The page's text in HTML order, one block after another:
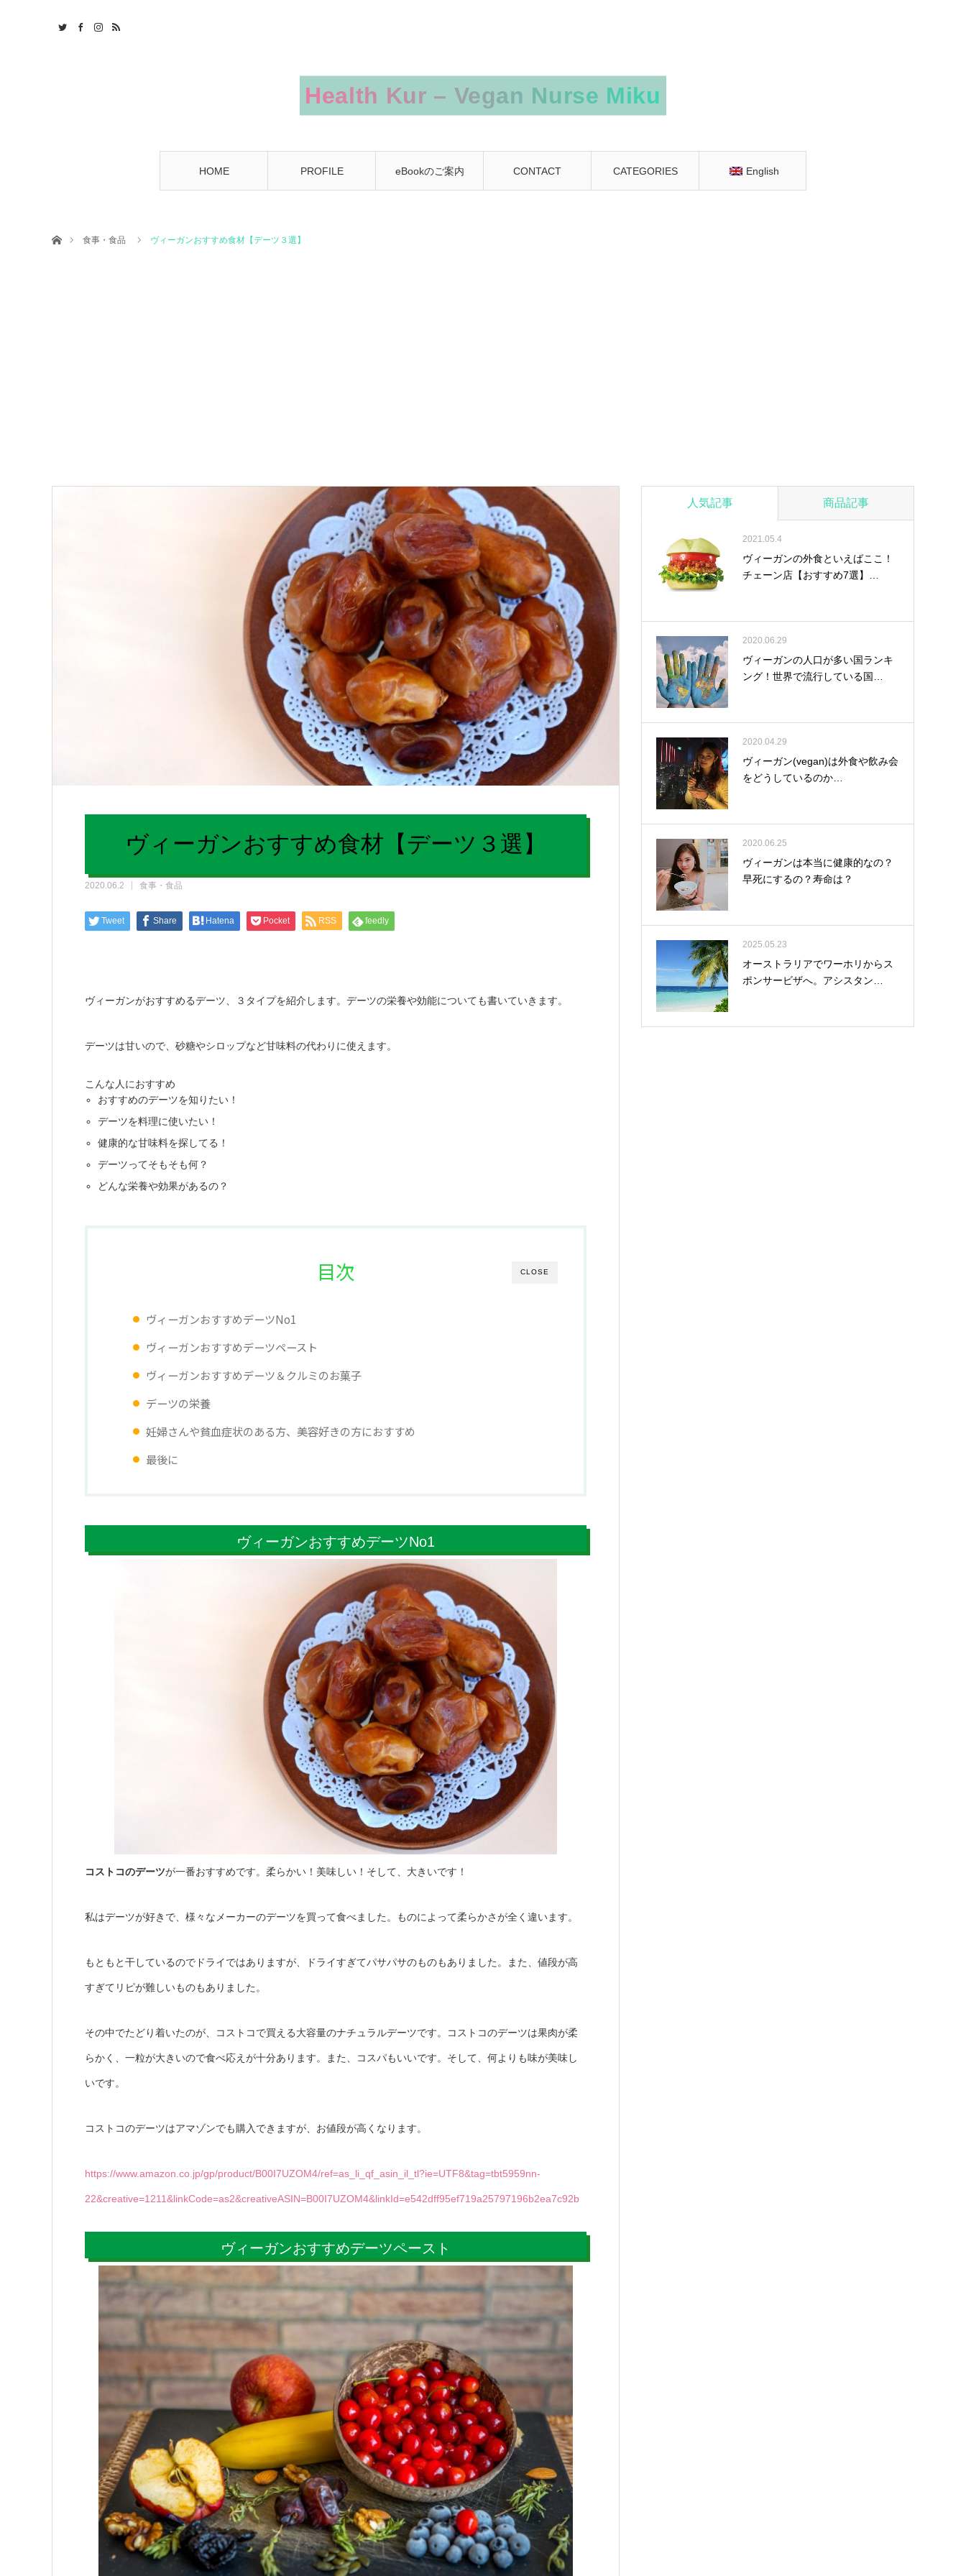
HOME PROFILE eBookのご案内 CONTACT CATEGORIES English
ホーム食事・食品 ヴィーガンおすすめ食材【デーツ３選】
ヴィーガンおすすめ食材【デーツ３選】
2020.06.2 食事・食品
Tweet Share Hatena Pocket RSS feedly
ヴィーガンがおすすめるデーツ、３タイプを紹介します。デーツの栄養や効能についても書いていきます。
デーツは甘いので、砂糖やシロップなど甘味料の代わりに使えます。
こんな人におすすめ
おすすめのデーツを知りたい！
デーツを料理に使いたい！
健康的な甘味料を探してる！
デーツってそもそも何？
どんな栄養や効果があるの？
CLOSE
目次
ヴィーガンおすすめデーツNo1
ヴィーガンおすすめデーツペースト
ヴィーガンおすすめデーツ＆クルミのお菓子
デーツの栄養
妊婦さんや貧血症状のある方、美容好きの方におすすめ
最後に
ヴィーガンおすすめデーツNo1
コストコのデーツが一番おすすめです。 柔らかい！美味しい！そして、大きいです！
私はデーツが好きで、様々なメーカーのデーツを買って食べました。ものによって柔らかさが全く違います。
もともと干しているのでドライではありますが、ドライすぎてパサパサのものもありました。また、値段が高
すぎてリピが難しいものもありました。
その中でたどり着いたのが、コストコで買える大容量のナチュラルデーツです。コストコのデーツは果肉が柔
らかく、一粒が大きいので食べ応えが十分あります。また、コスパもいいです。そして、何よりも味が美味し
いです。
コストコのデーツはアマゾンでも購入できますが、お値段が高くなります。
https://www.amazon.co.jp/gp/product/B00I7UZOM4/ref=as_li_qf_asin_il_tl?ie=UTF8&tag=tbt5959nn-
22&creative=1211&linkCode=as2&creativeASIN=B00I7UZOM4&linkId=e542dff95ef719a25797196b2ea7c92b
ヴィーガンおすすめデーツペースト
人気記事 商品記事
2021.05.4
ヴィーガンの外食といえばここ！
チェーン店【おすすめ7選】…
2020.06.29
ヴィーガンの人口が多い国ランキ
ング！世界で流行している国…
2020.04.29
ヴィーガン(vegan)は外食や飲み会
をどうしているのか…
2020.06.25
ヴィーガンは本当に健康的なの？
早死にするの？寿命は？
2025.05.23
オーストラリアでワーホリからス
ポンサービザへ。アシスタン…